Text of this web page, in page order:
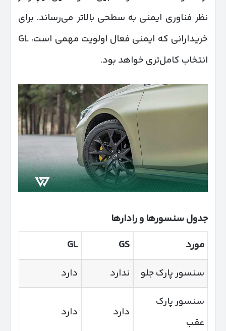
نظر فناوری ایمنی به سطحی بالاتر می‌رساند. برای
خریدارانی که ایمنی فعال اولویت مهمی است، GL
انتخاب کامل‌تری خواهد بود.
جدول سنسورها و رادارها
مورد
GS
GL
سنسور پارک جلو
ندارد
دارد
سنسور پارک
عقب
دارد دارد